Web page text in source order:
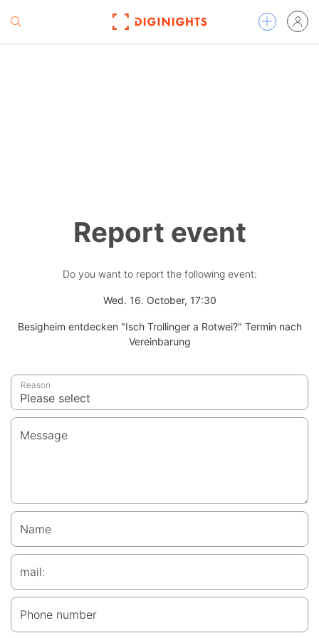
Report event
Do you want to report the following event:
Wed. 16. October, 17:30
Besigheim entdecken "Isch Trollinger a Rotwei?" Termin nach
Vereinbarung
Reason
Message
Name
mail:
Phone number